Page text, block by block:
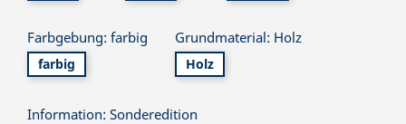
Farbgebung: farbig
farbig
Grundmaterial: Holz
Holz
Information: Sonderedition